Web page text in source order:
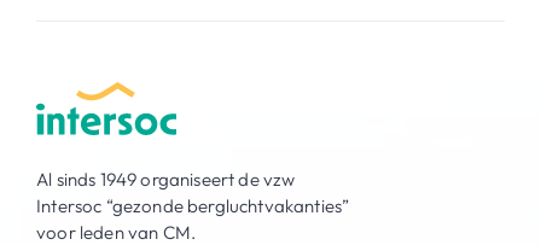
Al sinds 1949 organiseert de vzw
Intersoc “gezonde bergluchtvakanties”
voor leden van CM.